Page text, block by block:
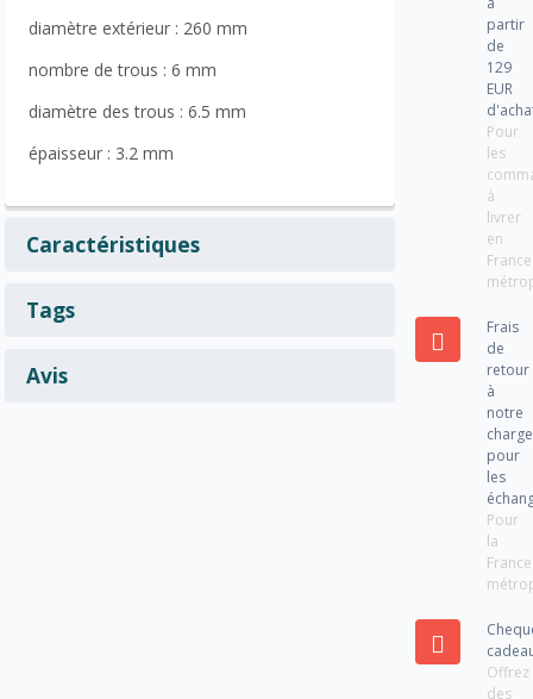
diamètre extérieur : 260 mm
nombre de trous : 6 mm
diamètre des trous : 6.5 mm
épaisseur : 3.2 mm
Caractéristiques
Tags
Avis
partir
de
129
EUR
Pour
les
à
livrer
en
France
Frais
de
retour
à
notre
charge
pour
les
Pour
la
France
Offrez
des